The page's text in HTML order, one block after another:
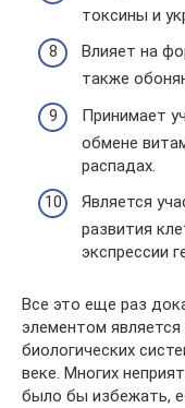
токсины и
Влияет на
также
Принимает
обмене
распадах.
Является
развития
экспрессии
Все это еще раз
элементом
биологических
веке. Многих
было бы избежать,